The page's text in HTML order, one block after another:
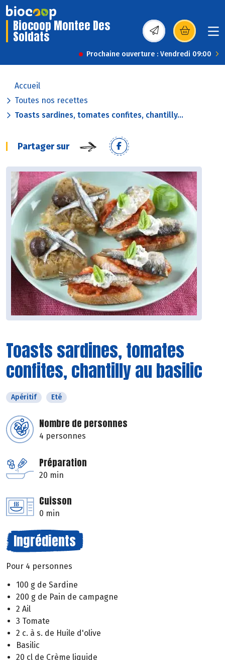
Biocoop Montee Des
Soldats (s’ouvre dans une
Prochaine ouverture : Vendredi 09:00
Accueil
Toutes nos recettes
Toasts sardines, tomates confites, chantilly...
Partager sur
Toasts sardines, tomates
confites, chantilly au basilic
Apéritif Eté
Nombre de personnes
4 personnes
Préparation
20 min
Cuisson
0 min
Ingrédients
Pour 4 personnes
100 g de Sardine
200 g de Pain de campagne
2 Ail
3 Tomate
2 c. à s. de Huile d'olive
Basilic
20 cl de Crème liquide